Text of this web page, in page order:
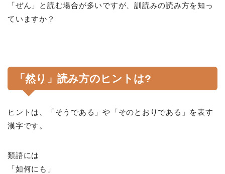
「ぜん」と読む場合が多いですが、訓読みの読み方を知っ
ていますか？
「然り」読み方のヒントは?
ヒントは、「そうである」や「そのとおりである」を表す
漢字です。
類語には
「如何にも」